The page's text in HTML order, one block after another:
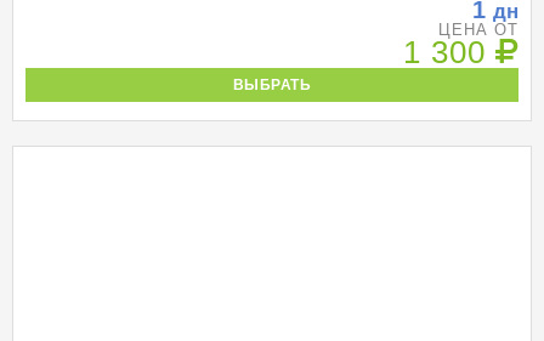
1 дн
ЦЕНА ОТ
1 300
ВЫБРАТЬ